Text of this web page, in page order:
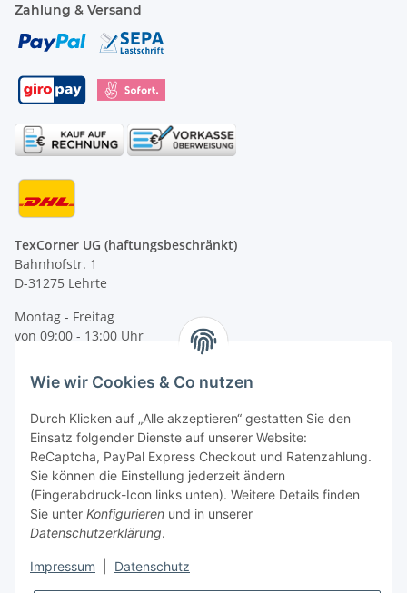
Zahlung & Versand
TexCorner UG (haftungsbeschränkt)
Bahnhofstr. 1
D-31275 Lehrte
Montag - Freitag
von 09:00 - 13:00 Uhr
Tel: +49 (0) 5132 8230689
E-Mail:mail@texcorner.de
Wie wir Cookies & Co nutzen
Durch Klicken auf „Alle akzeptieren“ gestatten Sie den
Einsatz folgender Dienste auf unserer Website:
ReCaptcha, PayPal Express Checkout und Ratenzahlung.
Sie können die Einstellung jederzeit ändern
(Fingerabdruck-Icon links unten). Weitere Details finden
Sie unter Konfigurieren und in unserer
Datenschutzerklärung.
Impressum Datenschutz